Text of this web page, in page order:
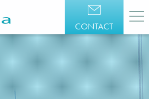
CONTACT